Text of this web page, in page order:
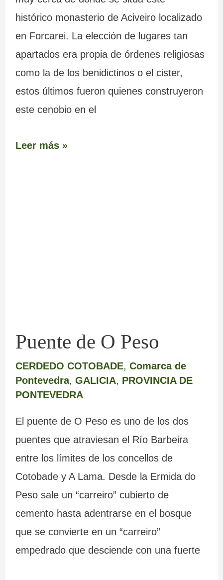
histórico monasterio de Aciveiro localizado
en Forcarei. La elección de lugares tan
apartados era propia de órdenes religiosas
como la de los benidictinos o el cister,
estos últimos fueron quienes construyeron
este cenobio en el
Leer más »
Puente de O Peso
CERDEDO COTOBADE, Comarca de
Pontevedra, GALICIA, PROVINCIA DE
PONTEVEDRA
El puente de O Peso es uno de los dos
puentes que atraviesan el Río Barbeira
entre los límites de los concellos de
Cotobade y A Lama. Desde la Ermida do
Peso sale un “carreiro” cubierto de
cemento hasta adentrarse en el bosque
que se convierte en un “carreiro”
empedrado que desciende con una fuerte